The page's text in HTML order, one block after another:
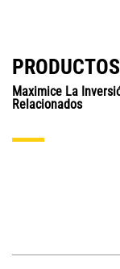
Maximice La
Relacionados